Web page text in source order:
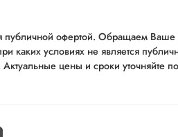
публичной офертой. Обращаем Ваше
каких условиях не является
цены и сроки уточняйте